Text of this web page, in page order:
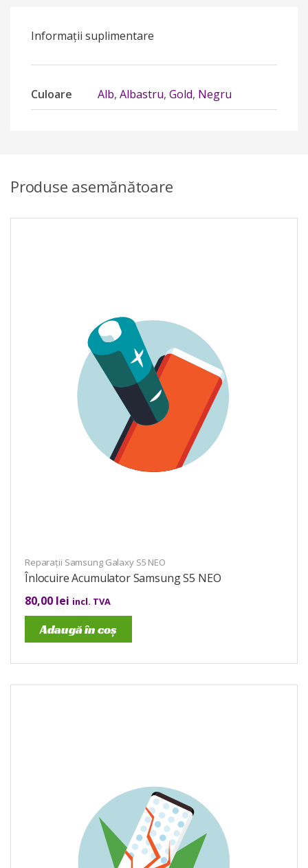
Informații suplimentare
Culoare Alb, Albastru, Gold, Negru
Produse asemănătoare
Reparații Samsung Galaxy S5 NEO
Înlocuire Acumulator Samsung S5 NEO
80,00 lei incl. TVA
Adaugă în coș